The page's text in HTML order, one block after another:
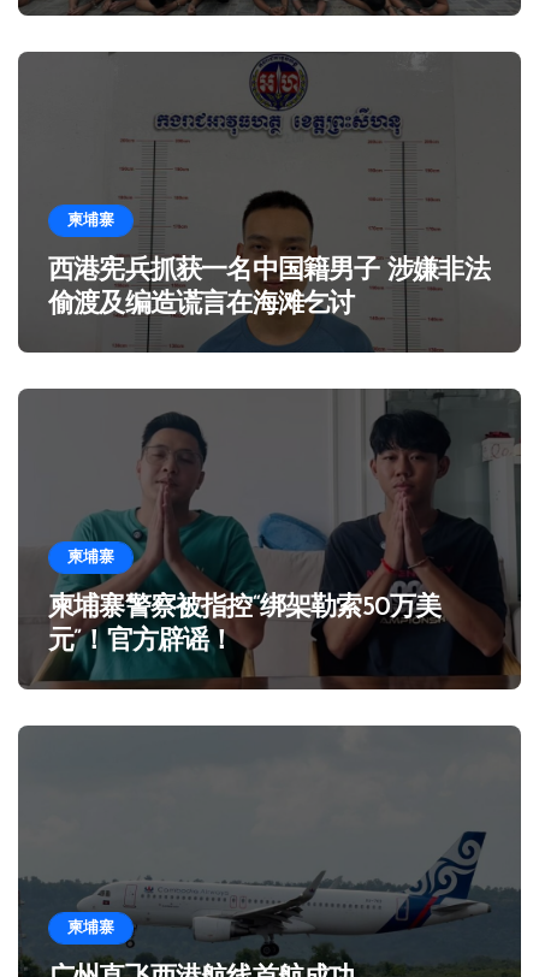
柬埔寨
西港宪兵抓获一名中国籍男子 涉嫌非法
偷渡及编造谎言在海滩乞讨
柬埔寨
柬埔寨警察被指控“绑架勒索50万美
元”！官方辟谣！
柬埔寨